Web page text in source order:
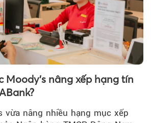
Moody's nâng xếp hạng tín
vừa nâng nhiều hạng mục xếp